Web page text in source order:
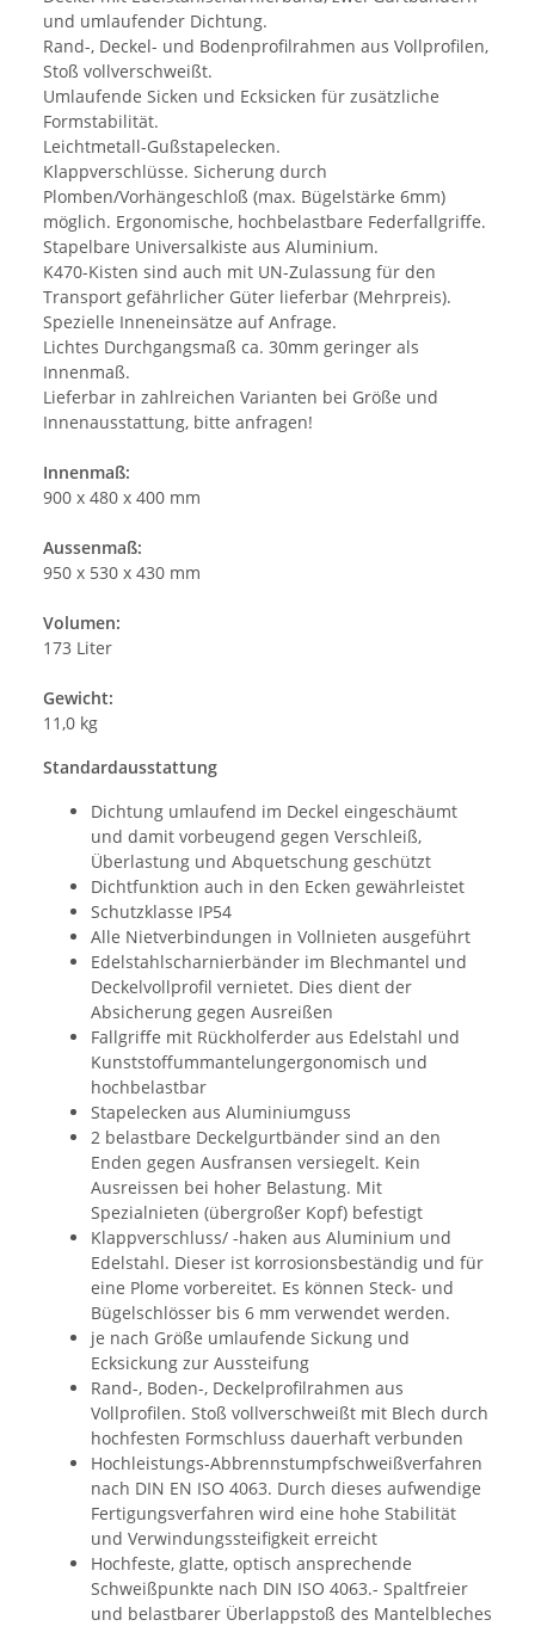
und umlaufender Dichtung.
Rand-, Deckel- und Bodenprofilrahmen aus Vollprofilen,
Stoß vollverschweißt.
Umlaufende Sicken und Ecksicken für zusätzliche
Formstabilität.
Leichtmetall-Gußstapelecken.
Klappverschlüsse. Sicherung durch
Plomben/Vorhängeschloß (max. Bügelstärke 6mm)
möglich. Ergonomische, hochbelastbare Federfallgriffe.
Stapelbare Universalkiste aus Aluminium.
K470-Kisten sind auch mit UN-Zulassung für den
Transport gefährlicher Güter lieferbar (Mehrpreis).
Spezielle Inneneinsätze auf Anfrage.
Lichtes Durchgangsmaß ca. 30mm geringer als
Innenmaß.
Lieferbar in zahlreichen Varianten bei Größe und
Innenausstattung, bitte anfragen!
Innenmaß:
900 x 480 x 400 mm
Aussenmaß:
950 x 530 x 430 mm
Volumen:
173 Liter
Gewicht:
11,0 kg
Standardausstattung
Dichtung umlaufend im Deckel eingeschäumt
und damit vorbeugend gegen Verschleiß,
Überlastung und Abquetschung geschützt
Dichtfunktion auch in den Ecken gewährleistet
Schutzklasse IP54
Alle Nietverbindungen in Vollnieten ausgeführt
Edelstahlscharnierbänder im Blechmantel und
Deckelvollprofil vernietet. Dies dient der
Absicherung gegen Ausreißen
Fallgriffe mit Rückholferder aus Edelstahl und
Kunststoffummantelungergonomisch und
hochbelastbar
Stapelecken aus Aluminiumguss
2 belastbare Deckelgurtbänder sind an den
Enden gegen Ausfransen versiegelt. Kein
Ausreissen bei hoher Belastung. Mit
Spezialnieten (übergroßer Kopf) befestigt
Klappverschluss/ -haken aus Aluminium und
Edelstahl. Dieser ist korrosionsbeständig und für
eine Plome vorbereitet. Es können Steck- und
Bügelschlösser bis 6 mm verwendet werden.
je nach Größe umlaufende Sickung und
Ecksickung zur Aussteifung
Rand-, Boden-, Deckelprofilrahmen aus
Vollprofilen. Stoß vollverschweißt mit Blech durch
hochfesten Formschluss dauerhaft verbunden
Hochleistungs-Abbrennstumpfschweißverfahren
nach DIN EN ISO 4063. Durch dieses aufwendige
Fertigungsverfahren wird eine hohe Stabilität
und Verwindungssteifigkeit erreicht
Hochfeste, glatte, optisch ansprechende
Schweißpunkte nach DIN ISO 4063.- Spaltfreier
und belastbarer Überlappstoß des Mantelbleches